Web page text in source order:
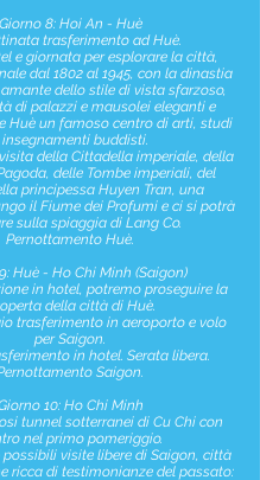
Giorno 8: Hoi An - Huè
trasferimento ad Huè.
e giornata per esplorare la città,
dal 1802 al 1945, con la dinastia
dello stile di vista sfarzoso,
di palazzi e mausolei eleganti e
Huè un famoso centro di arti, studi
insegnamenti buddisti.
della Cittadella imperiale, della
delle Tombe imperiali, del
principessa Huyen Tran, una
il Fiume dei Profumi e ci si potrà
sulla spiaggia di Lang Co.
Pernottamento Huè.
Huè - Ho Chi Minh (Saigon)
in hotel, potremo proseguire la
della città di Huè.
trasferimento in aeroporto e volo
per Saigon.
in hotel. Serata libera.
Saigon.
10: Ho Chi Minh
tunnel sotterranei di Cu Chi con
nel primo pomeriggio.
visite libere di Saigon, città
ricca di testimonianze del passato: